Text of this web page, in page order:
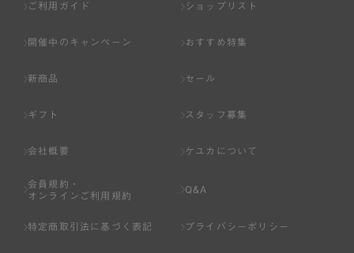
ご利用ガイド ショップリスト
開催中のキャンペーン おすすめ特集
新商品 セール
ギフト スタッフ募集
会社概要 ケユカについて
会員規約・
オンラインご利用規約
Q&A
特定商取引法に基づく表記 プライバシーポリシー